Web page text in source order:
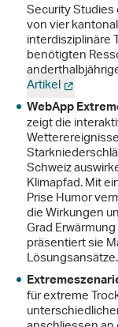
Security
von vier
interdisziplinäre
benötigten
Artikel
WebApp
zeigt die
Schweiz
Klimapfad. Mit
Prise Humor
die Wirkungen
Grad
präsentiert sie
Lösungsansätze.
für extreme